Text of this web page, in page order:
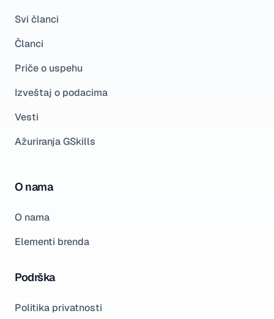
Svi članci
Članci
Priče o uspehu
Izveštaj o podacima
Vesti
Ažuriranja GSkills
O nama
O nama
Elementi brenda
Podrška
Politika privatnosti